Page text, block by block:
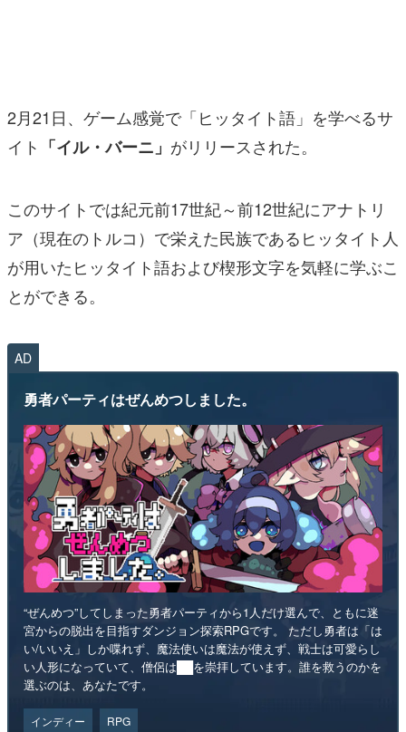
その他
運営：株式会社マレ
2月21日、ゲーム感覚で「ヒッタイト語」を学べるサ
イト 「イル・バーニ」 がリリースされた。
このサイトでは紀元前17世紀～前12世紀にアナトリ
ア（現在のトルコ）で栄えた民族であるヒッタイト人
が用いたヒッタイト語および楔形文字を気軽に学ぶこ
とができる。
AD
勇者パーティはぜんめつしました。
“ぜんめつ”してしまった勇者パーティから1人だけ選んで、ともに迷
宮からの脱出を目指すダンジョン探索RPGです。 ただし勇者は「は
い/いいえ」しか喋れず、魔法使いは魔法が使えず、戦士は可愛らし
い人形になっていて、僧侶は██を崇拝しています。誰を救うのかを
選ぶのは、あなたです。
インディー RPG